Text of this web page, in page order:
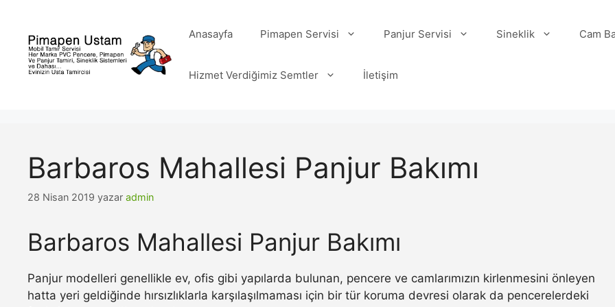
Anasayfa Pimapen Servisi Panjur Servisi Sineklik Cam
Hizmet Verdiğimiz Semtler İletişim
Barbaros Mahallesi Panjur Bakımı
28 Nisan 2019 yazar admin
Barbaros Mahallesi Panjur Bakımı
Panjur modelleri genellikle ev, ofis gibi yapılarda bulunan, pencere ve camlarımızın kirlenmesini önleyen
hatta yeri geldiğinde hırsızlıklarla karşılaşılmaması için bir tür koruma devresi olarak da pencerelerdeki